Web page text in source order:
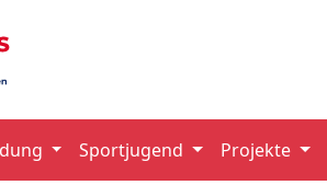
Sportjugend Projekte